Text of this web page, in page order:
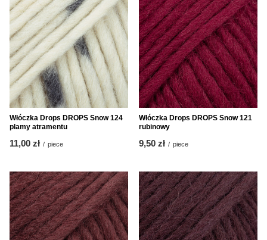
Włóczka Drops DROPS Snow 124
plamy atramentu
11,00 zł / piece
Włóczka Drops DROPS Snow 121
rubinowy
9,50 zł / piece